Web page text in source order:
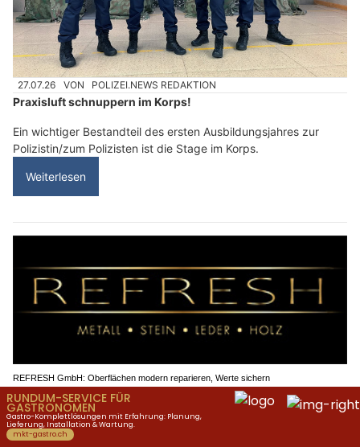
27.07.26 VON POLIZEI.NEWS REDAKTION
Praxisluft schnuppern im Korps!
Ein wichtiger Bestandteil des ersten Ausbildungsjahres zur
Polizistin/zum Polizisten ist die Stage im Korps.
Weiterlesen
REFRESH GmbH: Oberflächen modern reparieren, Werte sichern